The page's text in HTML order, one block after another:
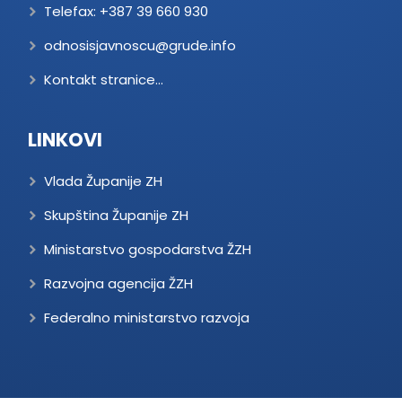
Telefax: +387 39 660 930
odnosisjavnoscu@grude.info
Kontakt stranice...
LINKOVI
Vlada Županije ZH
Skupština Županije ZH
Ministarstvo gospodarstva ŽZH
Razvojna agencija ŽZH
Federalno ministarstvo razvoja